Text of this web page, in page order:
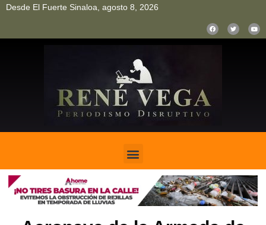
Desde El Fuerte Sinaloa, agosto 8, 2026